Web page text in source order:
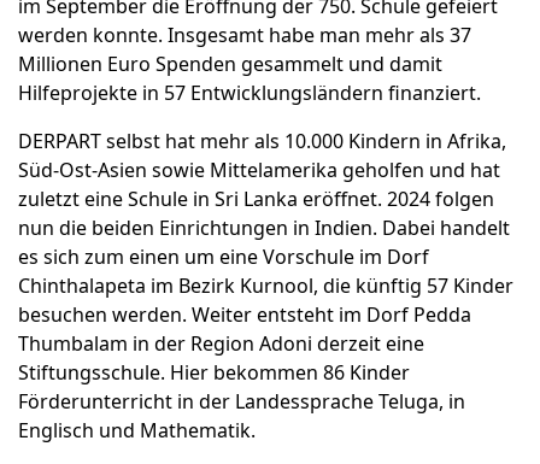
im September die Eröffnung der 750. Schule gefeiert
werden konnte. Insgesamt habe man mehr als 37
Millionen Euro Spenden gesammelt und damit
Hilfeprojekte in 57 Entwicklungsländern finanziert.
DERPART selbst hat mehr als 10.000 Kindern in Afrika,
Süd-Ost-Asien sowie Mittelamerika geholfen und hat
zuletzt eine Schule in Sri Lanka eröffnet. 2024 folgen
nun die beiden Einrichtungen in Indien. Dabei handelt
es sich zum einen um eine Vorschule im Dorf
Chinthalapeta im Bezirk Kurnool, die künftig 57 Kinder
besuchen werden. Weiter entsteht im Dorf Pedda
Thumbalam in der Region Adoni derzeit eine
Stiftungsschule. Hier bekommen 86 Kinder
Förderunterricht in der Landessprache Teluga, in
Englisch und Mathematik.